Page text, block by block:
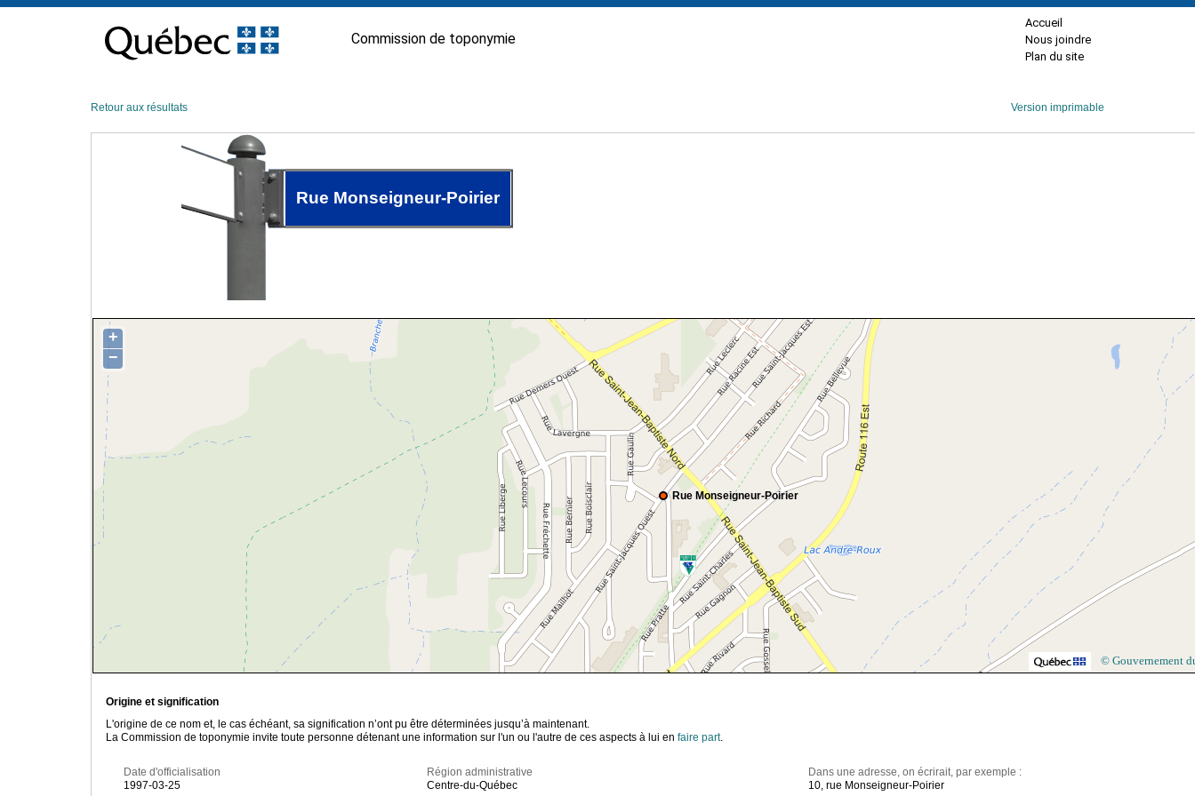
contenu
Commission de toponymie
Accueil
Nous joindre
Plan du site
Retour aux résultats Version imprimable
Rue Monseigneur-Poirier
Rue Monseigneur-Poirier
+
−
© Gouvernement
Origine et signification
L'origine de ce nom et, le cas échéant, sa signification n’ont pu être déterminées jusqu’à maintenant.
La Commission de toponymie invite toute personne détenant une information sur l'un ou l'autre de ces aspects à lui en faire part.
Date d'officialisation
1997-03-25
Région administrative
Centre-du-Québec
Dans une adresse, on écrirait, par exemple :
10, rue Monseigneur-Poirier